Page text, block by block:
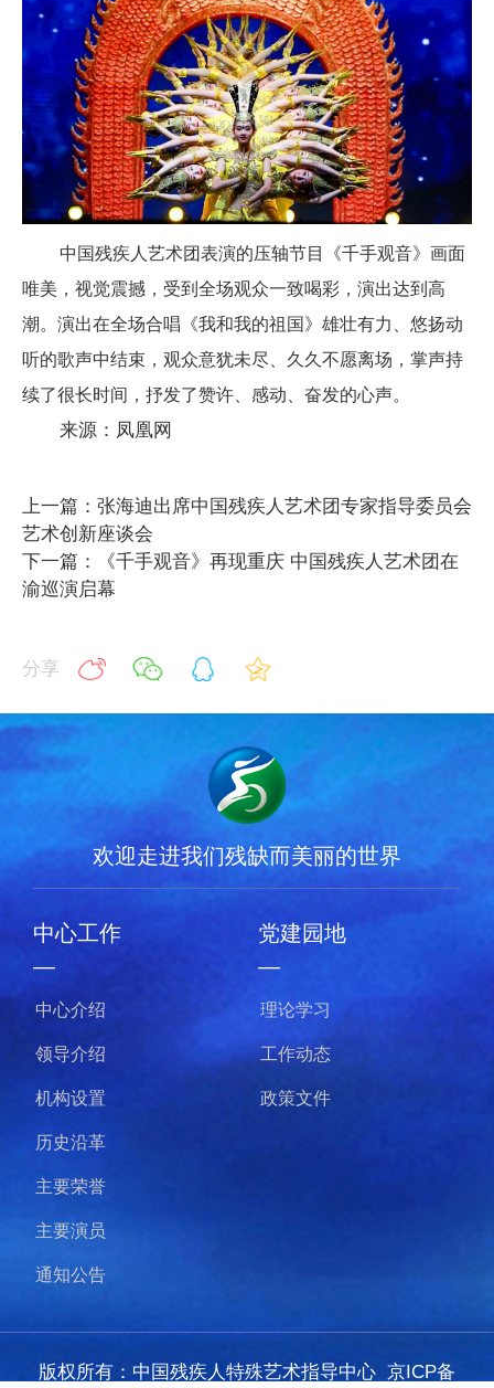
中国残疾人艺术团表演的压轴节目《千手观音》画面
唯美，视觉震撼，受到全场观众一致喝彩，演出达到高
潮。演出在全场合唱《我和我的祖国》雄壮有力、悠扬动
听的歌声中结束，观众意犹未尽、久久不愿离场，掌声持
续了很长时间，抒发了赞许、感动、奋发的心声。
来源： 凤凰网
上一篇：张海迪出席中国残疾人艺术团专家指导委员会
艺术创新座谈会
下一篇：《千手观音》再现重庆 中国残疾人艺术团在
渝巡演启幕
分享
欢迎走进我们残缺而美丽的世界
中心工作
—
中心介绍
领导介绍
机构设置
历史沿革
主要荣誉
主要演员
通知公告
党建园地
—
理论学习
工作动态
政策文件
版权所有：中国残疾人特殊艺术指导中心 京ICP备